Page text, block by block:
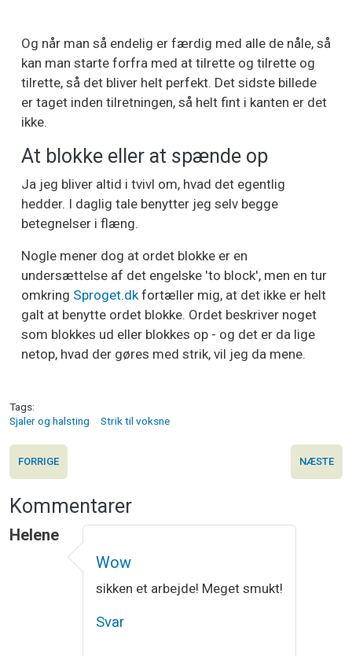
Og når man så endelig er færdig med alle de nåle, så
kan man starte forfra med at tilrette og tilrette og
tilrette, så det bliver helt perfekt. Det sidste billede
er taget inden tilretningen, så helt fint i kanten er det
ikke.
At blokke eller at spænde op
Ja jeg bliver altid i tvivl om, hvad det egentlig
hedder. I daglig tale benytter jeg selv begge
betegnelser i flæng.
Nogle mener dog at ordet blokke er en
undersættelse af det engelske 'to block', men en tur
omkring Sproget.dk fortæller mig, at det ikke er helt
galt at benytte ordet blokke. Ordet beskriver noget
som blokkes ud eller blokkes op - og det er da lige
netop, hvad der gøres med strik, vil jeg da mene.
Tags
Sjaler og halsting
Strik til voksne
FORRIGE NÆSTE
Kommentarer
Helene
Wow
sikken et arbejde! Meget smukt!
Svar